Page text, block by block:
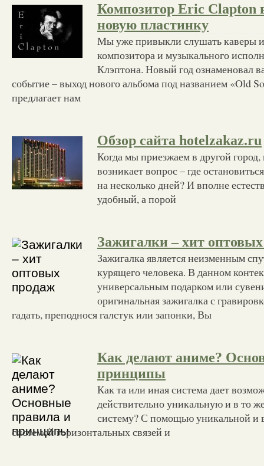
Композитор Eric Clapton
новую пластинку
Мы уже привыкли слушать каверы
композитора и музыкального
Клэптона. Новый год ознаменовал
событие – выход нового альбома под названием «Old
предлагает нам
Обзор сайта hotelzakaz.ru
Когда мы приезжаем в другой
возникает вопрос – где
на несколько дней? И вполне
удобный, а порой
Зажигалки – хит
Зажигалка является неизменным
курящего человека. В данном
универсальным подарком или
оригинальная зажигалка с
гадать, преподнося галстук или запонки, Вы
Как делают аниме?
принципы
Как та или иная система дает
действительно уникальную и в то
систему? С помощью уникальной и
системой горизонтальных связей и